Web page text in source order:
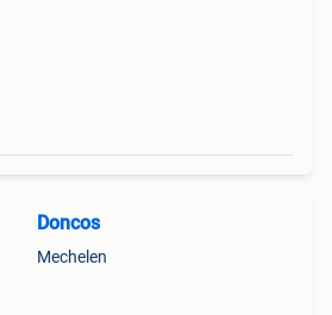
Doncos
Mechelen